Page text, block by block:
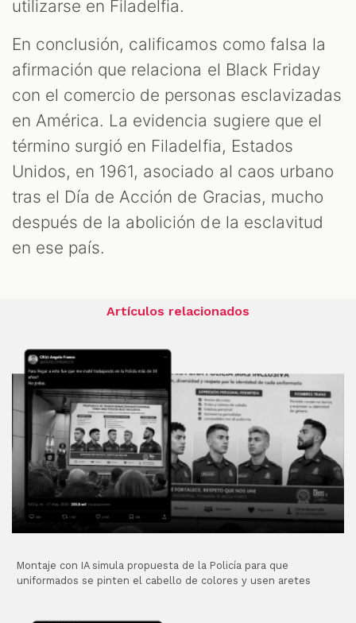
utilizarse en Filadelfia.
En conclusión, calificamos como falsa la
afirmación que relaciona el Black Friday
con el comercio de personas esclavizadas
en América. La evidencia sugiere que el
término surgió en Filadelfia, Estados
Unidos, en 1961, asociado al caos urbano
tras el Día de Acción de Gracias, mucho
después de la abolición de la esclavitud
en ese país.
Artículos relacionados
Montaje con IA simula propuesta de la Policía para que
uniformados se pinten el cabello de colores y usen aretes